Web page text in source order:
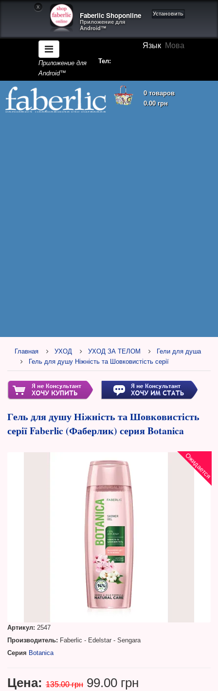
X
Faberlic Shoponline
Приложение для
Android™
Установить
Язык Мова
Приложение для
Android™
Тел:
0 товаров
0.00 грн
Корзина покупок пуста!
Главная УХОД УХОД ЗА ТЕЛОМ
Гели для душа
Гель для душу Ніжність та Шовковистість серії
Гель для душу Ніжність та Шовковистість
серії Faberlic (Фаберлик) серия Botanica
Ожидается
Артикул: 2547
Производитель: Faberlic - Edelstar - Sengara
Серия Botanica
Цена: 135.00 грн 99.00 грн